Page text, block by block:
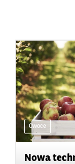
Owoce
Nowa